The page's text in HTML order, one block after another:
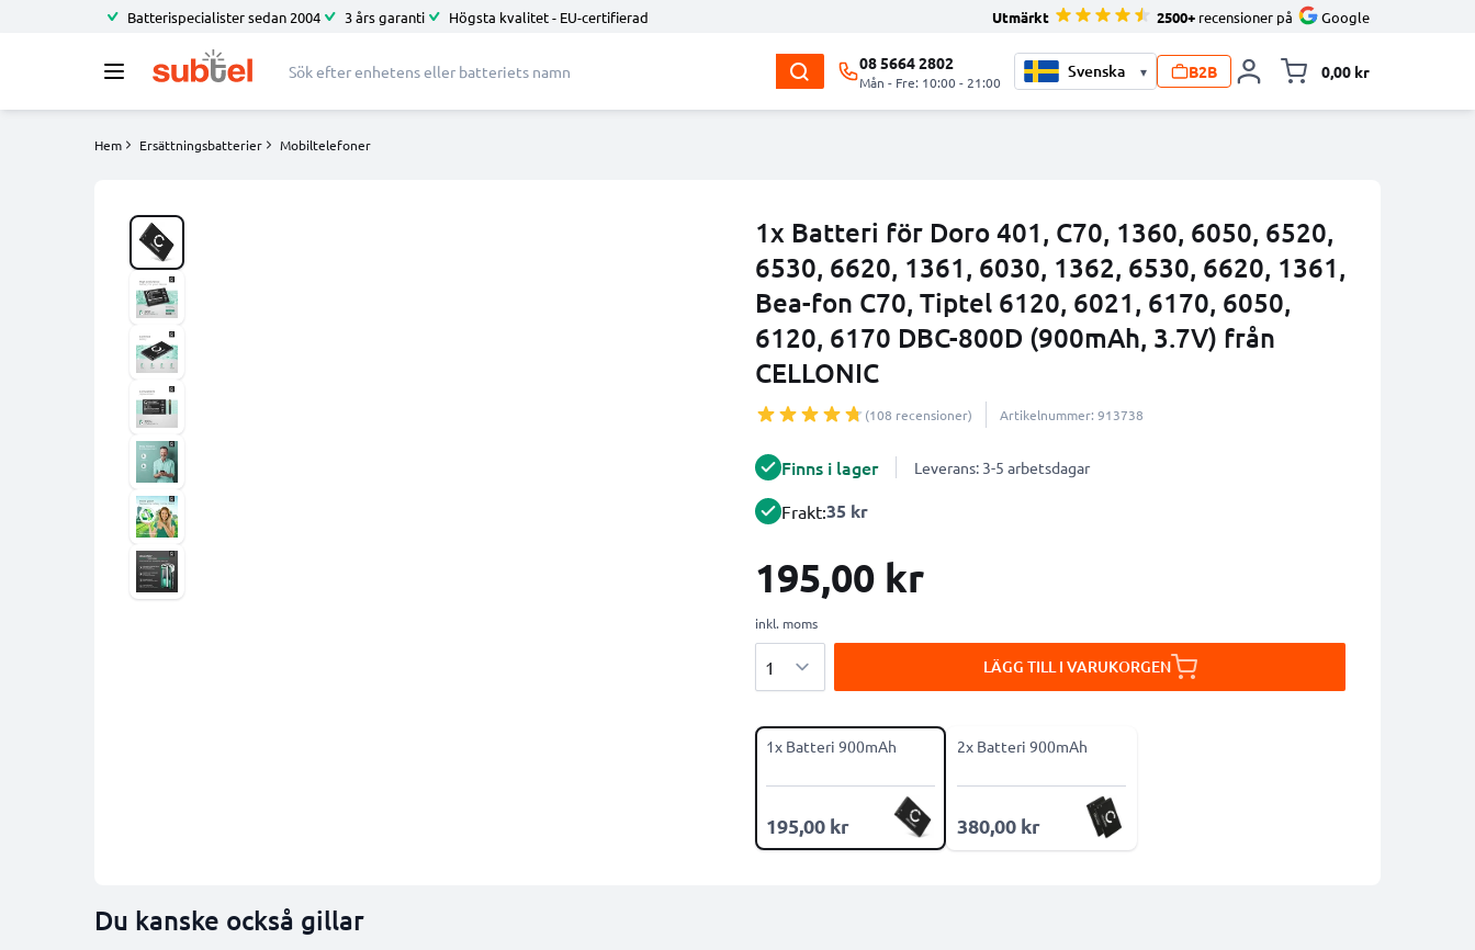
Batterispecialister sedan 2004 3 års garanti Högsta kvalitet - EU-certifierad Utmärkt 2500+ recensioner på Google
08 5664 2802
Mån - Fre: 10:00 - 21:00
▾ B2B 0,00 kr
Hem Ersättningsbatterier Mobiltelefoner
1x Batteri för Doro 401, C70, 1360, 6050, 6520,
6530, 6620, 1361, 6030, 1362, 6530, 6620, 1361,
Bea-fon C70, Tiptel 6120, 6021, 6170, 6050,
6120, 6170 DBC-800D (900mAh, 3.7V) från
CELLONIC
(108 recensioner) Artikelnummer: 913738
Finns i lager Leverans: 3-5 arbetsdagar
Frakt:35 kr
195,00 kr
inkl. moms
LÄGG TILL I VARUKORGEN
1x Batteri 900mAh
195,00 kr
2x Batteri 900mAh
380,00 kr
Du kanske också gillar